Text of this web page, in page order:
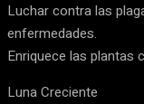
Luchar contra las
enfermedades.
Enriquece las plantas
Luna Creciente